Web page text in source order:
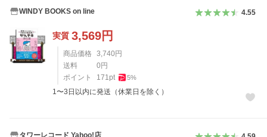
WINDY BOOKS on line 4.55
実質 3,569円
商品価格 3,740 円
送料
0 円
ポイント
171pt 5%
1〜3日以内に発送（休業日を除く）
タワーレコード Yahoo!店